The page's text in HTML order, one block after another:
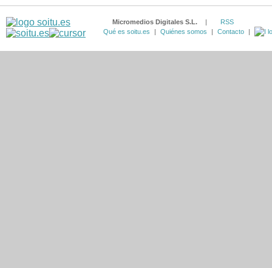
Micromedios Digitales S.L. |
RSS
Qué es soitu.es
| Quiénes somos | Contacto |